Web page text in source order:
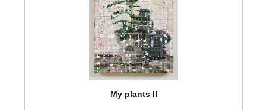
My plants II